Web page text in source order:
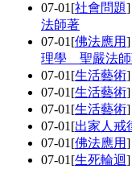
07-01 [社會問題
法師著
07-01 [佛法應用
理學 聖嚴法
07-01 [生活藝術
07-01 [生活藝術
07-01 [生活藝術
07-01 [出家人戒
07-01 [佛法應用
07-01 [生死輪迴